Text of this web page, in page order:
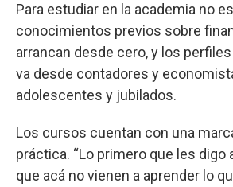
Para estudiar en la academia no
conocimientos previos sobre
arrancan desde cero, y los
va desde contadores y
adolescentes y jubilados.
Los cursos cuentan con una
práctica. “Lo primero que les digo
que acá no vienen a aprender lo